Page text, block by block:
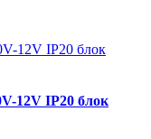
12V IP20 блок